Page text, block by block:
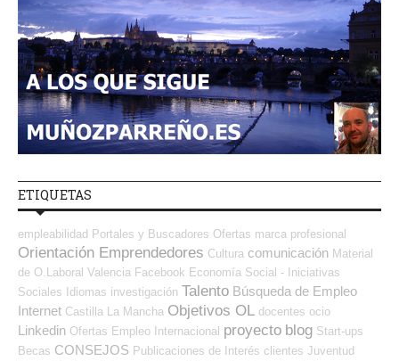
ETIQUETAS
empleabilidad Portales y Buscadores Ofertas marca profesional
Orientación Emprendedores Cultura comunicación Material
de O.Laboral Valencia Facebook Economía Social - Iniciativas
Sociales
Idiomas investigación Talento Búsqueda de Empleo
Internet Castilla La Mancha Objetivos OL docentes ocio
Linkedin Ofertas Empleo Internacional proyecto blog Start-ups
Becas CONSEJOS Publicaciones de Interés clientes Juventud